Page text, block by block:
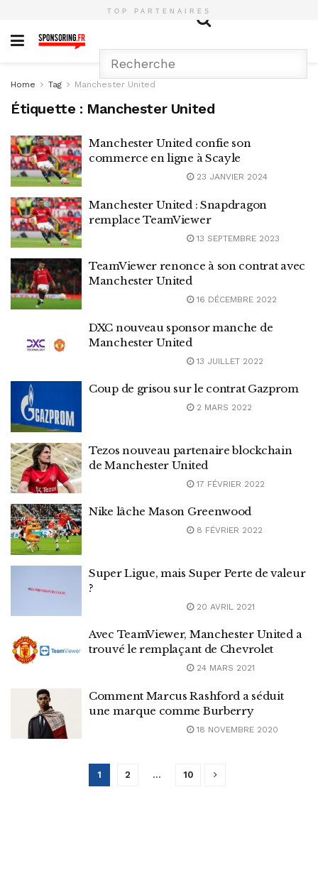
TOP PARTENAIRES
Home Tag Manchester United
Étiquette : Manchester United
Manchester United confie son
commerce en ligne à Scayle
23 JANVIER 2024
Manchester United : Snapdragon
remplace TeamViewer
13 SEPTEMBRE 2023
TeamViewer renonce à son contrat avec
Manchester United
16 DÉCEMBRE 2022
DXC nouveau sponsor manche de
Manchester United
13 JUILLET 2022
Coup de grisou sur le contrat Gazprom
2 MARS 2022
Tezos nouveau partenaire blockchain
de Manchester United
17 FÉVRIER 2022
Nike lâche Mason Greenwood
8 FÉVRIER 2022
Super Ligue, mais Super Perte de valeur
?
20 AVRIL 2021
Avec TeamViewer, Manchester United a
trouvé le remplaçant de Chevrolet
24 MARS 2021
Comment Marcus Rashford a séduit
une marque comme Burberry
18 NOVEMBRE 2020
1 2 … 10